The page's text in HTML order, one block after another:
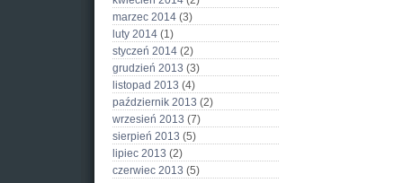
marzec 2014 (3)
luty 2014 (1)
styczeń 2014 (2)
grudzień 2013 (3)
listopad 2013 (4)
październik 2013 (2)
wrzesień 2013 (7)
sierpień 2013 (5)
lipiec 2013 (2)
czerwiec 2013 (5)